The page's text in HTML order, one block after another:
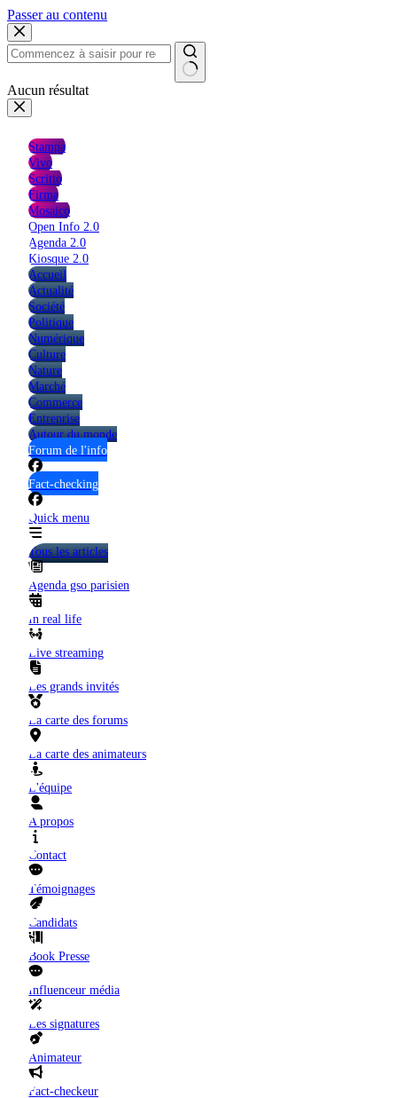
Passer au contenu
Aucun résultat
Stampa
Vivo
Scritto
Firma
Mosaico
Open Info 2.0
Agenda 2.0
Kiosque 2.0
Accueil
Actualité
Société
Politique
Numérique
Culture
Nature
Marché
Commerce
Entreprise
Autour du monde
Forum de l'info
Fact-checking
Quick menu
Tous les articles
Agenda gso parisien
In real life
Live streaming
Les grands invités
La carte des forums
La carte des animateurs
L'équipe
A propos
Contact
Témoignages
Candidats
Book Presse
Influenceur média
Les signatures
Animateur
Fact-checkeur